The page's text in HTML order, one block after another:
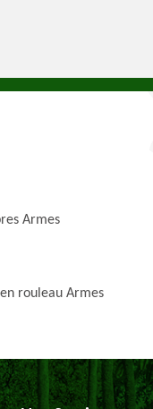
Armes
rouleau Armes